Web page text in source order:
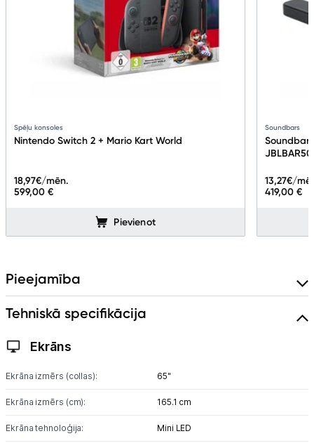
Spēļu konsoles
Nintendo Switch 2 + Mario Kart World
599,00 €
18,97€/mēn.
Pievienot
Soundbars
Soundbar
419,00 €
13,27€/
Pieejamība
Tehniskā specifikācija
Ekrāns
Ekrāna izmērs (collas): 65"
Ekrāna izmērs (cm): 165.1 cm
Ekrāna tehnoloģija: Mini LED